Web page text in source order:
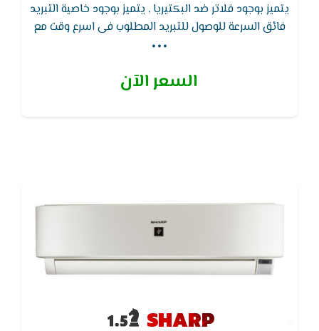
يتميز بوجود فلاتر ضد البكتيريا , يتميز بوجود خاصية التبريد
فائق السرعة للوصول للتبريد المطلوب فى اسرع وقت مع
توفير فى التيار الكهربائى ويتميز بخاصية التشغيل
...
السعر الآن
SHARP